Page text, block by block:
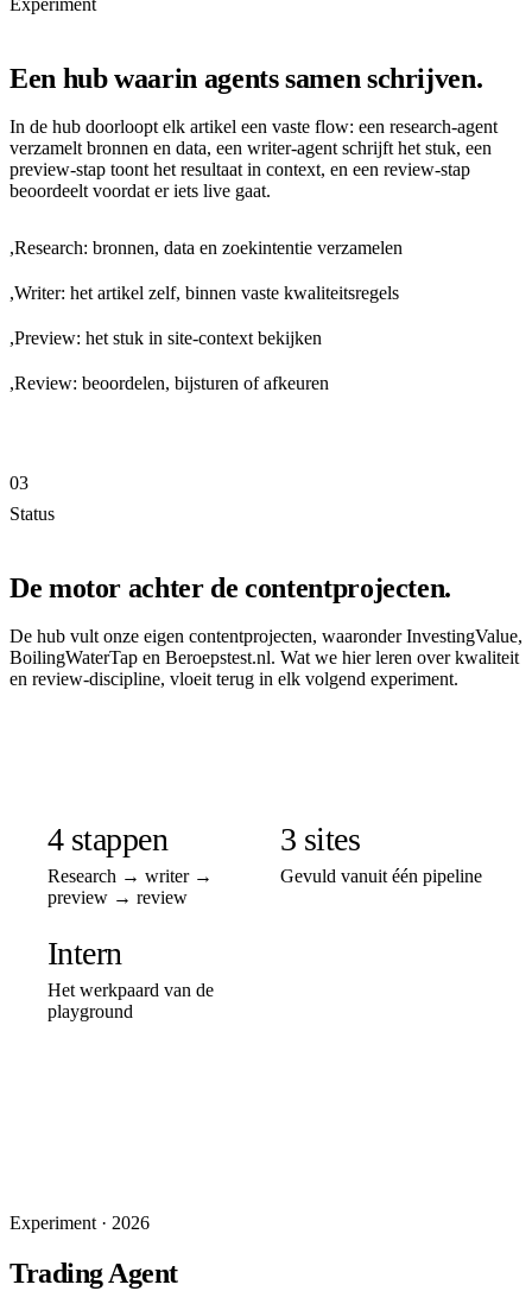
Experiment
Een hub waarin agents samen schrijven.
In de hub doorloopt elk artikel een vaste flow: een research-agent
verzamelt bronnen en data, een writer-agent schrijft het stuk, een
preview-stap toont het resultaat in context, en een review-stap
beoordeelt voordat er iets live gaat.
,Research: bronnen, data en zoekintentie verzamelen
,Writer: het artikel zelf, binnen vaste kwaliteitsregels
,Preview: het stuk in site-context bekijken
,Review: beoordelen, bijsturen of afkeuren
03
Status
De motor achter de contentprojecten.
De hub vult onze eigen contentprojecten, waaronder InvestingValue,
BoilingWaterTap en Beroepstest.nl. Wat we hier leren over kwaliteit
en review-discipline, vloeit terug in elk volgend experiment.
4 stappen
Research → writer →
preview → review
3 sites
Gevuld vanuit één pipeline
Intern
Het werkpaard van de
playground
Experiment · 2026
Trading Agent